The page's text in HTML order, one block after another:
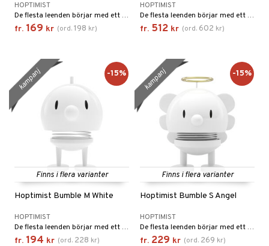
HOPTIMIST
De flesta leenden börjar med ett annat leende. Den klassiska Hoptimist är symbolen för leenden, optimism och gott humör, och med sina klara, glada färger och sitt runda, harmoniska uttryck sprider den glädje var den än hamnar.
fr. 169 kr (ord.198 kr)
HOPTIMIST
De flesta leenden börjar med ett annat leende. Den klassiska Hoptimist är symbolen för leenden, optimism och gott humör, och med sina klara, glada färger och sitt runda, harmoniska uttryck sprider den glädje var den än hamnar.
fr. 512 kr (ord. 602 kr)
Finns i flera varianter
Hoptimist Bumble M White
HOPTIMIST
De flesta leenden börjar med ett annat leende. Den klassiska Hoptimist är symbolen för leenden, optimism och gott humör, och med sina klara, glada färger och sitt runda, harmoniska uttryck sprider den glädje var den än hamnar.
fr. 194 kr (ord. 228 kr)
kampanj -15%
Finns i flera varianter
Hoptimist Bumble S Angel
HOPTIMIST
De flesta leenden börjar med ett annat leende. Den klassiska Hoptimist är symbolen för leenden, optimism och gott humör, och med sina klara, glada färger och sitt runda, harmoniska uttryck sprider den glädje var den än hamnar.
fr. 229 kr (ord. 269 kr)
kampanj -15%